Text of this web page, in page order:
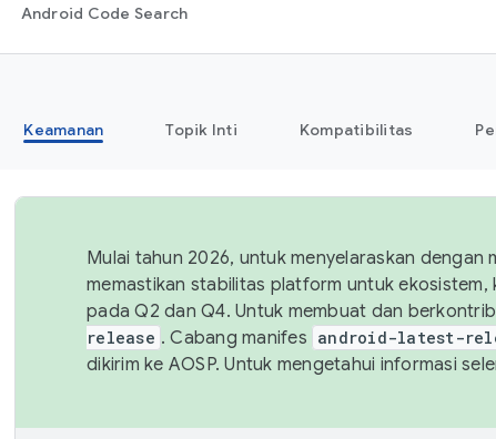
Android Code Search
Keamanan Topik Inti Kompatibilitas
Mulai tahun 2026, untuk menyelaraskan
memastikan stabilitas platform untuk ekosistem,
pada Q2 dan Q4. Untuk membuat dan
release . Cabang manifes android-latest-
dikirim ke AOSP. Untuk mengetahui informasi